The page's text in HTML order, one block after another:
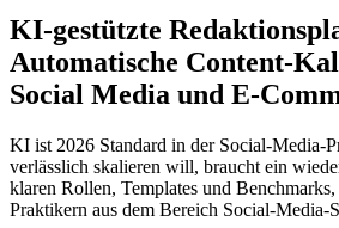
KI-gestützte
Automatische Content-
Social Media und E-
KI ist 2026 Standard in der Social-Media-
verlässlich skalieren will, braucht ein
klaren Rollen, Templates und
Praktikern aus dem Bereich Social-Media-